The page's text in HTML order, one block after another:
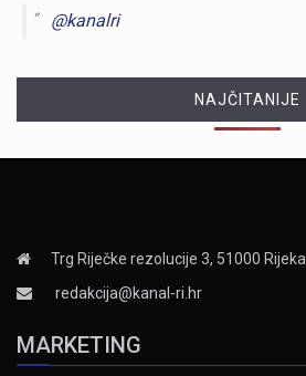
@kanalri
NAJČITANIJE
Trg Riječke rezolucije 3, 51000 Rijeka
redakcija@kanal-ri.hr
MARKETING